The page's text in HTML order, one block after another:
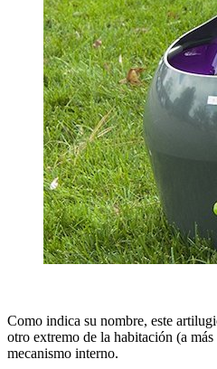
Como indica su nombre, este
otro extremo de la habitación (a
mecanismo interno.